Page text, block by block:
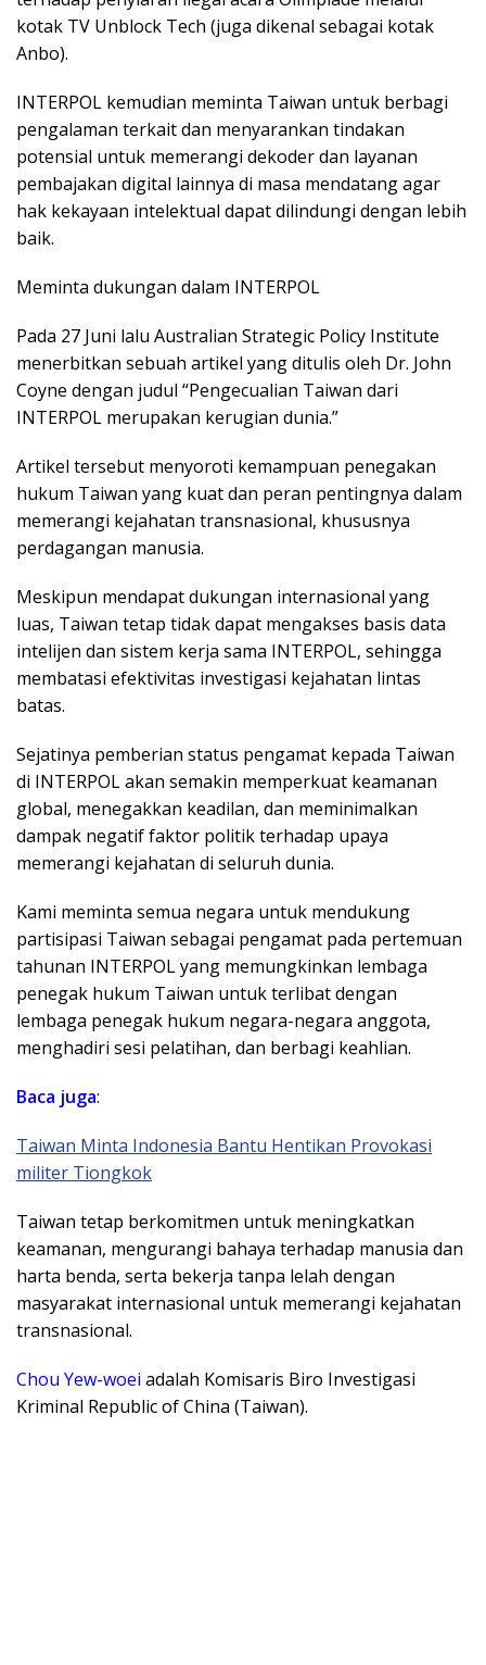
kotak TV Unblock Tech (juga dikenal sebagai kotak
Anbo).
INTERPOL kemudian meminta Taiwan untuk berbagi
pengalaman terkait dan menyarankan tindakan
potensial untuk memerangi dekoder dan layanan
pembajakan digital lainnya di masa mendatang agar
hak kekayaan intelektual dapat dilindungi dengan lebih
baik.
Meminta dukungan dalam INTERPOL
Pada 27 Juni lalu Australian Strategic Policy Institute
menerbitkan sebuah artikel yang ditulis oleh Dr. John
Coyne dengan judul “Pengecualian Taiwan dari
INTERPOL merupakan kerugian dunia.”
Artikel tersebut menyoroti kemampuan penegakan
hukum Taiwan yang kuat dan peran pentingnya dalam
memerangi kejahatan transnasional, khususnya
perdagangan manusia.
Meskipun mendapat dukungan internasional yang
luas, Taiwan tetap tidak dapat mengakses basis data
intelijen dan sistem kerja sama INTERPOL, sehingga
membatasi efektivitas investigasi kejahatan lintas
batas.
Sejatinya pemberian status pengamat kepada Taiwan
di INTERPOL akan semakin memperkuat keamanan
global, menegakkan keadilan, dan meminimalkan
dampak negatif faktor politik terhadap upaya
memerangi kejahatan di seluruh dunia.
Kami meminta semua negara untuk mendukung
partisipasi Taiwan sebagai pengamat pada pertemuan
tahunan INTERPOL yang memungkinkan lembaga
penegak hukum Taiwan untuk terlibat dengan
lembaga penegak hukum negara-negara anggota,
menghadiri sesi pelatihan, dan berbagi keahlian.
Baca juga:
Taiwan Minta Indonesia Bantu Hentikan Provokasi
militer Tiongkok
Taiwan tetap berkomitmen untuk meningkatkan
keamanan, mengurangi bahaya terhadap manusia dan
harta benda, serta bekerja tanpa lelah dengan
masyarakat internasional untuk memerangi kejahatan
transnasional.
Chou Yew-woei adalah Komisaris Biro Investigasi
Kriminal Republic of China (Taiwan).